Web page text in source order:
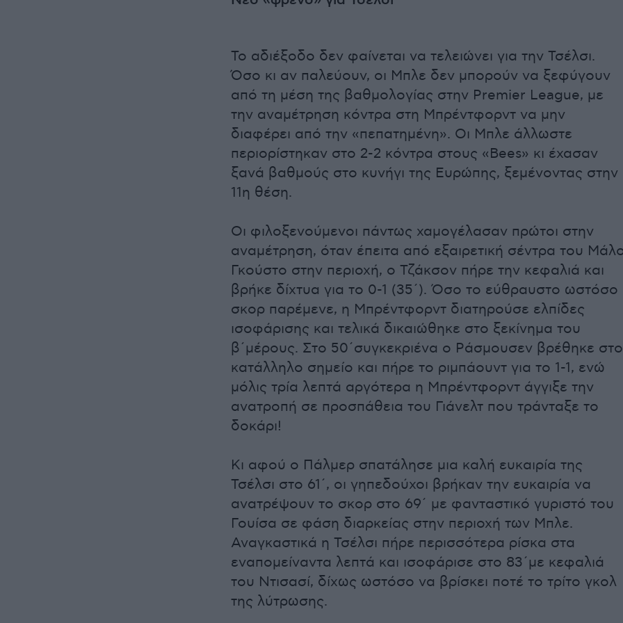
Το αδιέξοδο δεν φαίνεται να τελειώνει για την Τσέλσι.
Όσο κι αν παλεύουν, οι Μπλε δεν μπορούν να ξεφύγουν
από τη μέση της βαθμολογίας στην Premier League, με
την αναμέτρηση κόντρα στη Μπρέντφορντ να μην
διαφέρει από την «πεπατημένη». Οι Μπλε άλλωστε
περιορίστηκαν στο 2-2 κόντρα στους «Bees» κι έχασαν
ξανά βαθμούς στο κυνήγι της Ευρώπης, ξεμένοντας στην
11η θέση.
Οι φιλοξενούμενοι πάντως χαμογέλασαν πρώτοι στην
αναμέτρηση, όταν έπειτα από εξαιρετική σέντρα του
Γκούστο στην περιοχή, ο Τζάκσον πήρε την κεφαλιά και
βρήκε δίχτυα για το 0-1 (35΄). Όσο το εύθραυστο ωστόσο
σκορ παρέμενε, η Μπρέντφορντ διατηρούσε ελπίδες
ισοφάρισης και τελικά δικαιώθηκε στο ξεκίνημα του
β΄μέρους. Στο 50΄συγκεκριένα ο Ράσμουσεν βρέθηκε στο
κατάλληλο σημείο και πήρε το ριμπάουντ για το 1-1, ενώ
μόλις τρία λεπτά αργότερα η Μπρέντφορντ άγγιξε την
ανατροπή σε προσπάθεια του Γιάνελτ που τράνταξε το
δοκάρι!
Κι αφού ο Πάλμερ σπατάλησε μια καλή ευκαιρία της
Τσέλσι στο 61΄, οι γηπεδούχοι βρήκαν την ευκαιρία να
ανατρέψουν το σκορ στο 69΄ με φανταστικό γυριστό του
Γουίσα σε φάση διαρκείας στην περιοχή των Μπλε.
Αναγκαστικά η Τσέλσι πήρε περισσότερα ρίσκα στα
εναπομείναντα λεπτά και ισοφάρισε στο 83΄με κεφαλιά
του Ντισασί, δίχως ωστόσο να βρίσκει ποτέ το τρίτο γκολ
της λύτρωσης.